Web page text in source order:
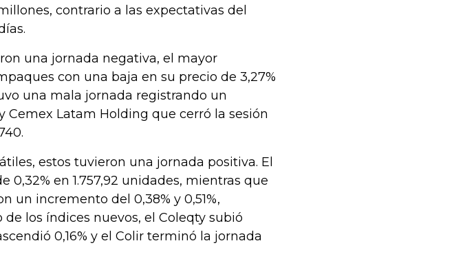
contrario a las expectativas del
una jornada negativa, el mayor
con una baja en su precio de 3,27%
una mala jornada registrando un
Cemex Latam Holding que cerró la sesión
estos tuvieron una jornada positiva. El
0,32% en 1.757,92 unidades, mientras que
un incremento del 0,38% y 0,51%,
los índices nuevos, el Coleqty subió
0,16% y el Colir terminó la jornada